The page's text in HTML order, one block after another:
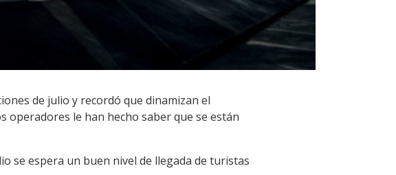
de julio y recordó que dinamizan el
le han hecho saber que se están
se espera un buen nivel de llegada de turistas